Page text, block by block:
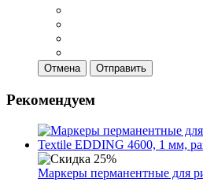
Отмена Отправить
Рекомендуем
Маркеры перманентные для